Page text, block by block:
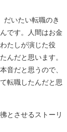
だいたい転職のき
です。人間はお金
たしが演じた役
んだと思います。
音だと思うので、
転職したんだと思
とさせるストーリ